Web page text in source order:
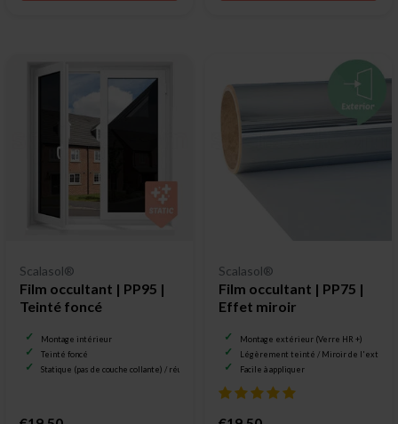
Scalasol®
Film occultant | PP95 |
Teinté foncé
Montage intérieur
Teinté foncé
Statique (pas de couche collante) / réutilisable
Scalasol®
Film occultant | PP75 |
Effet miroir
Montage extérieur (Verre HR +)
Légèrement teinté / Miroir de
Facile à appliquer